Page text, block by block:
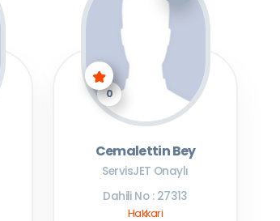
0
Cemalettin Bey
ServisJET Onaylı
Dahili No : 27313
Hakkari